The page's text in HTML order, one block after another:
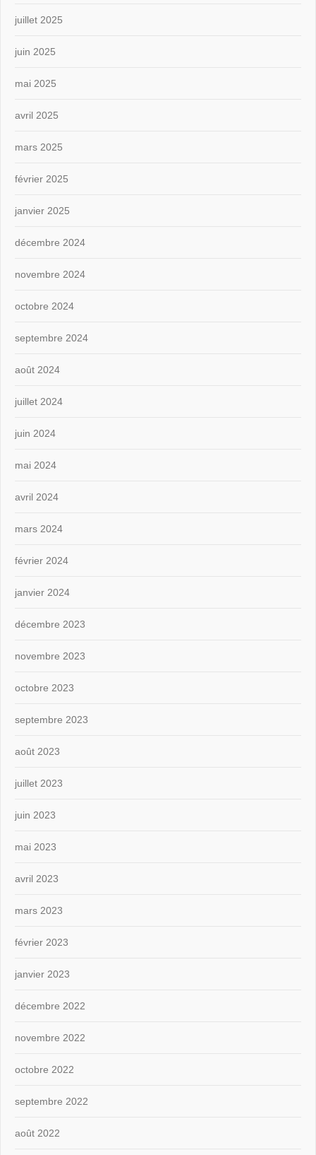
juillet 2025
juin 2025
mai 2025
avril 2025
mars 2025
février 2025
janvier 2025
décembre 2024
novembre 2024
octobre 2024
septembre 2024
août 2024
juillet 2024
juin 2024
mai 2024
avril 2024
mars 2024
février 2024
janvier 2024
décembre 2023
novembre 2023
octobre 2023
septembre 2023
août 2023
juillet 2023
juin 2023
mai 2023
avril 2023
mars 2023
février 2023
janvier 2023
décembre 2022
novembre 2022
octobre 2022
septembre 2022
août 2022